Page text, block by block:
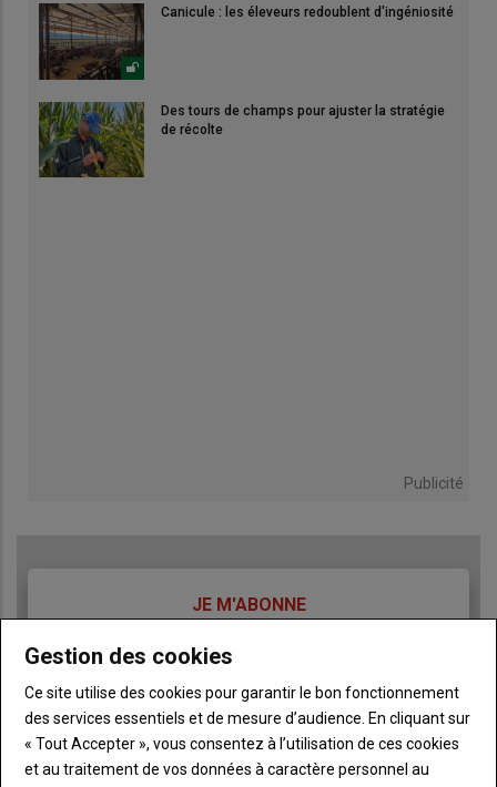
Canicule : les éleveurs redoublent d'ingéniosité
Des tours de champs pour ajuster la stratégie
de récolte
Publicité
JE M'ABONNE
Body A partir de 85€
Lien JE M'ABONNE
Gestion des cookies
Ce site utilise des cookies pour garantir le bon fonctionnement
des services essentiels et de mesure d’audience. En cliquant sur
« Tout Accepter », vous consentez à l’utilisation de ces cookies
et au traitement de vos données à caractère personnel au